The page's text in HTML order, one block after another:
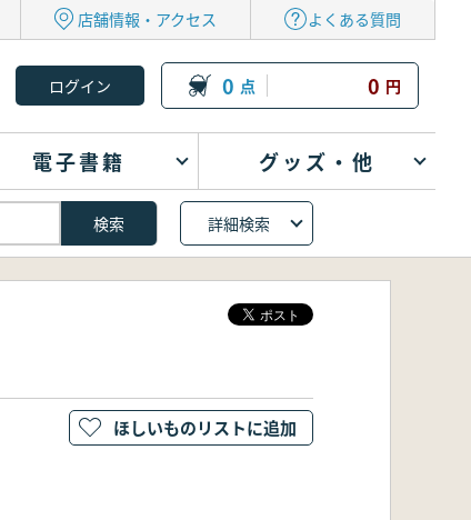
店舗情報・アクセス よくある質問
0 点 0 円
電子書籍 グッズ・他
詳細検索
ほしいものリストに追加